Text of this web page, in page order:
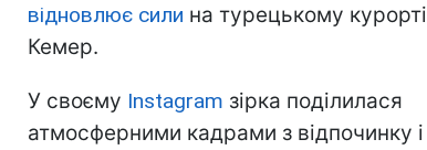
відновлює сили на турецькому курорті
Кемер.
У своєму Instagram зірка поділилася
атмосферними кадрами з відпочинку і